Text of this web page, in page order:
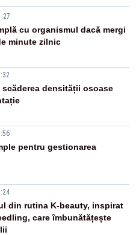
cu organismul dacă mergi
minute zilnic
scăderea densității osoase
pentru gestionarea
din rutina K-beauty, inspirat
care îmbunătățește